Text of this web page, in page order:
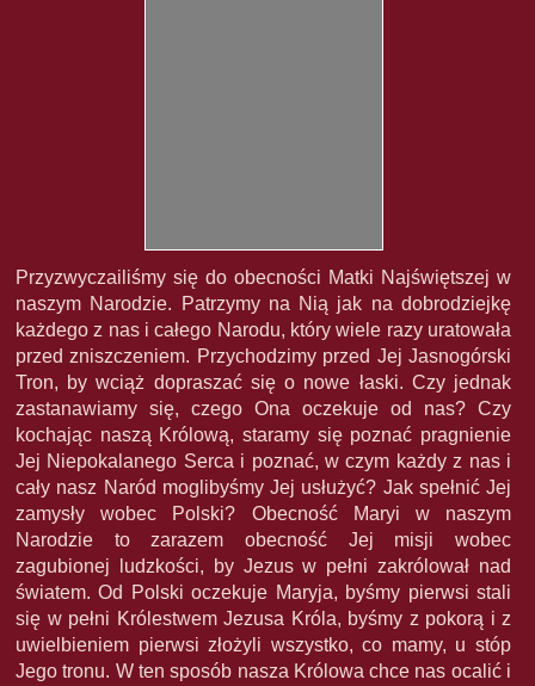
Przyzwyczailiśmy się do obecności Matki Najświętszej w
naszym Narodzie. Patrzymy na Nią jak na dobrodziejkę
każdego z nas i całego Narodu, który wiele razy uratowała
przed zniszczeniem. Przychodzimy przed Jej Jasnogórski
Tron, by wciąż dopraszać się o nowe łaski. Czy jednak
zastanawiamy się, czego Ona oczekuje od nas? Czy
kochając naszą Królową, staramy się poznać pragnienie
Jej Niepokalanego Serca i poznać, w czym każdy z nas i
cały nasz Naród moglibyśmy Jej usłużyć? Jak spełnić Jej
zamysły wobec Polski? Obecność Maryi w naszym
Narodzie to zarazem obecność Jej misji wobec
zagubionej ludzkości, by Jezus w pełni zakrólował nad
światem. Od Polski oczekuje Maryja, byśmy pierwsi stali
się w pełni Królestwem Jezusa Króla, byśmy z pokorą i z
uwielbieniem pierwsi złożyli wszystko, co mamy, u stóp
Jego tronu. W ten sposób nasza Królowa chce nas ocalić i